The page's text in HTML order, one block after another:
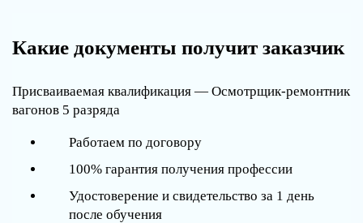
Какие документы получит заказчик
Присваиваемая квалификация — Осмотрщик-ремонтник
вагонов 5 разряда
Работаем по договору
100% гарантия получения профессии
Удостоверение и свидетельство за 1 день
после обучения